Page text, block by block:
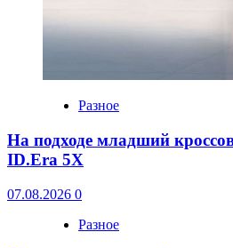
Разное
На подходе младший
ID.Era 5X
07.08.2026 0
Разное